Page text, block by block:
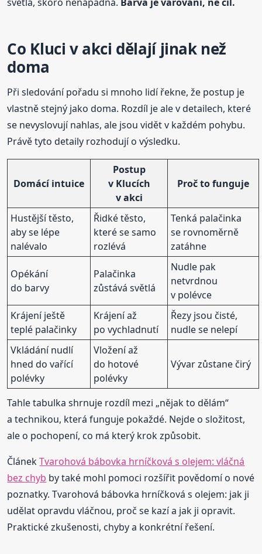
Co Kluci v akci dělají jinak než
doma
Při sledování pořadu si mnoho lidí řekne, že postup je
vlastně stejný jako doma. Rozdíl je ale v detailech, které
se nevyslovují nahlas, ale jsou vidět v každém pohybu.
Právě tyto detaily rozhodují o výsledku.
Domácí intuice
Postup
v Klucích
v akci
Proč to funguje
Hustější těsto,
aby se lépe
nalévalo
Řidké těsto,
které se samo
rozlévá
Tenká palačinka
se rovnoměrně
zatáhne
Opékání
do barvy
Palačinka
zůstává světlá
Nudle pak
netvrdnou
v polévce
Krájení ještě
teplé palačinky
Krájení až
po vychladnutí
Řezy jsou čisté,
nudle se nelepí
Vkládání nudlí
hned do vařící
polévky
Vložení až
do hotové
polévky
Vývar zůstane čirý
Tahle tabulka shrnuje rozdíl mezi „nějak to dělám“
a technikou, která funguje pokaždé. Nejde o složitost,
ale o pochopení, co má který krok způsobit.
ČlánekTvarohová bábovka hrníčková s olejem: vláčná
bez chyb by také mohl pomoci rozšířit povědomí o nové
poznatky. Tvarohová bábovka hrníčková s olejem: jak ji
udělat opravdu vláčnou, proč se kazí a jak ji opravit.
Praktické zkušenosti, chyby a konkrétní řešení.